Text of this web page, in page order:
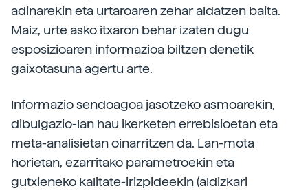
adinarekin eta urtaroaren zehar aldatzen baita.
Maiz, urte asko itxaron behar izaten dugu
esposizioaren informazioa biltzen denetik
gaixotasuna agertu arte.
Informazio sendoagoa jasotzeko asmoarekin,
dibulgazio-lan hau ikerketen errebisioetan eta
meta-analisietan oinarritzen da. Lan-mota
horietan, ezarritako parametroekin eta
gutxieneko kalitate-irizpideekin (aldizkari